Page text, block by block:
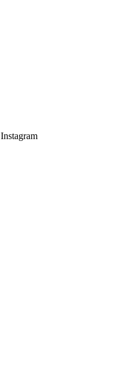
Instagram